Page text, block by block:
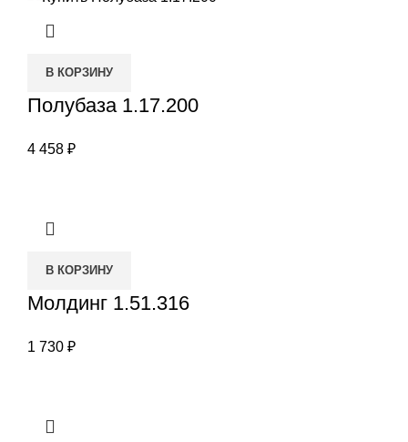
В КОРЗИНУ
Полубаза 1.17.200
4 458 ₽
В КОРЗИНУ
Молдинг 1.51.316
1 730 ₽